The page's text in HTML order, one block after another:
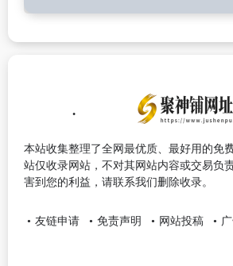
本站收集整理了全网最优质、最好用的免
站仅收录网站，不对其网站内容或交易负
害到您的利益，请联系我们删除收录。
友链申请 免责声明 网站投稿